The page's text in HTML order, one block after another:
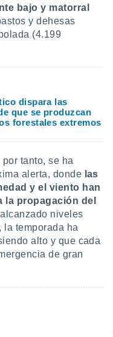
bajo y matorral
y dehesas
(4.199
dispara las
que se produzcan
forestales extremos
tanto, se ha
alerta, donde las
y el viento han
la propagación del
niveles
la temporada ha
alto y que cada
de gran